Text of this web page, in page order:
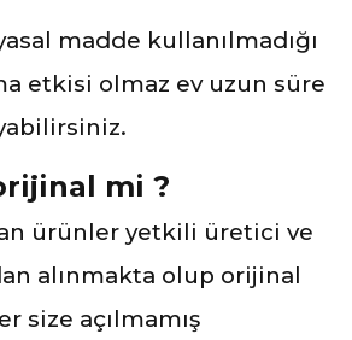
madde kullanılmadığı
etkisi olmaz ev uzun süre
mi ?
ürünler yetkili üretici ve
alınmakta olup orijinal
size açılmamış